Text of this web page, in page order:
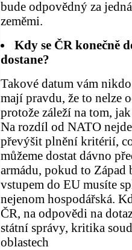
bude odpovědný za
zeměmi.
Kdy se ČR konečně
dostane?
Takové datum vám
mají pravdu, že to nelze
protože záleží na tom,
Na rozdíl od NATO
převýšit plnění kritérií,
můžeme dostat dávno
armádu, pokud to
vstupem do EU musíte
nejenom hospodářská.
ČR, na odpovědi na
státní správy, kritika
oblastech